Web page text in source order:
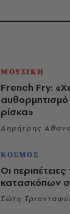
ΜΟΥΣΙΚΗ
French Fry:
ρίσκα»
Δημήτρης
ΚΟΣΜΟΣ
Οι
κατασκόπων
Σώτη